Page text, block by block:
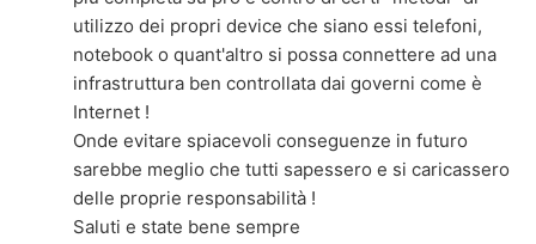
utilizzo dei propri device che siano essi telefoni,
notebook o quant'altro si possa connettere ad una
infrastruttura ben controllata dai governi come è
Internet !
Onde evitare spiacevoli conseguenze in futuro
sarebbe meglio che tutti sapessero e si caricassero
delle proprie responsabilità !
Saluti e state bene sempre